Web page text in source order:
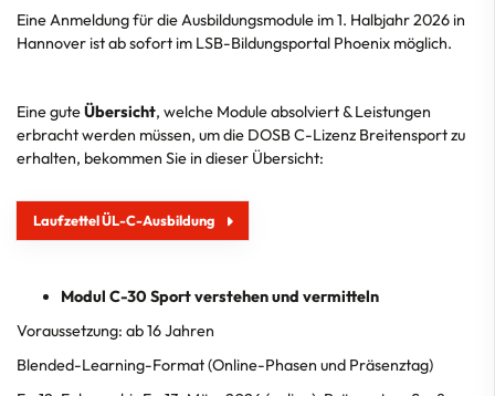
Eine Anmeldung für die Ausbildungsmodule im 1. Halbjahr 2026 in
Hannover ist ab sofort im LSB-Bildungsportal Phoenix möglich.
Eine guteÜbersicht, welche Module absolviert & Leistungen
erbracht werden müssen, um die DOSB C-Lizenz Breitensport zu
erhalten, bekommen Sie in dieser Übersicht:
Laufzettel ÜL-C-Ausbildung
Modul C-30 Sport verstehen und vermitteln
Voraussetzung: ab 16 Jahren
Blended-Learning-Format (Online-Phasen und Präsenztag)